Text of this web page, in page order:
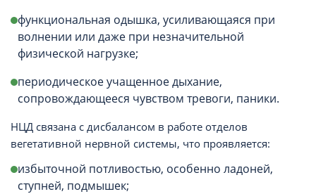
функциональная одышка, усиливающаяся при
волнении или даже при незначительной
физической нагрузке;
периодическое учащенное дыхание,
сопровождающееся чувством тревоги, паники.
НЦД связана с дисбалансом в работе отделов
вегетативной нервной системы, что проявляется:
избыточной потливостью, особенно ладоней,
ступней, подмышек;